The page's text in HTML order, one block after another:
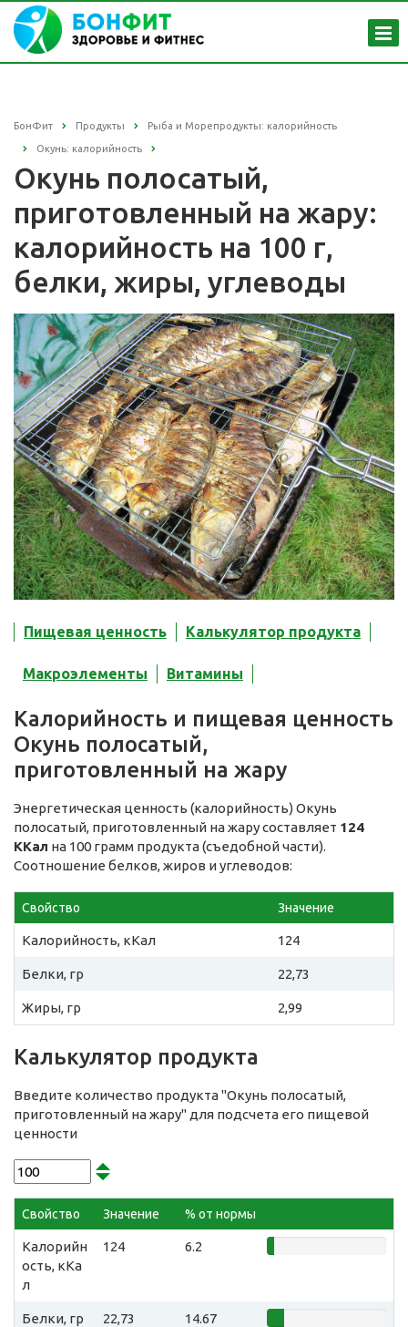
БонФит Продукты Рыба и Морепродукты: калорийность
Окунь: калорийность
Окунь полосатый,
приготовленный на жару:
калорийность на 100 г,
белки, жиры, углеводы
Пищевая ценность Калькулятор продукта
Макроэлементы Витамины
Калорийность и пищевая ценность
Окунь полосатый,
приготовленный на жару
Энергетическая ценность (калорийность) Окунь
полосатый, приготовленный на жару составляет 124
ККал на 100 грамм продукта (съедобной части).
Соотношение белков, жиров и углеводов:
Свойство Значение
Калорийность, кКал 124
Белки, гр 22,73
Жиры, гр 2,99
Калькулятор продукта
Введите количество продукта "Окунь полосатый,
приготовленный на жару" для подсчета его пищевой
ценности
Свойство Значение % от нормы
Калорийн
ость, кКа
л
124 6.2
Белки, гр 22,73 14.67